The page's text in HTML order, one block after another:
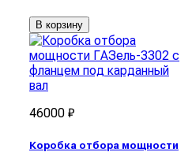
В корзину
46000 ₽
Коробка отбора мощности